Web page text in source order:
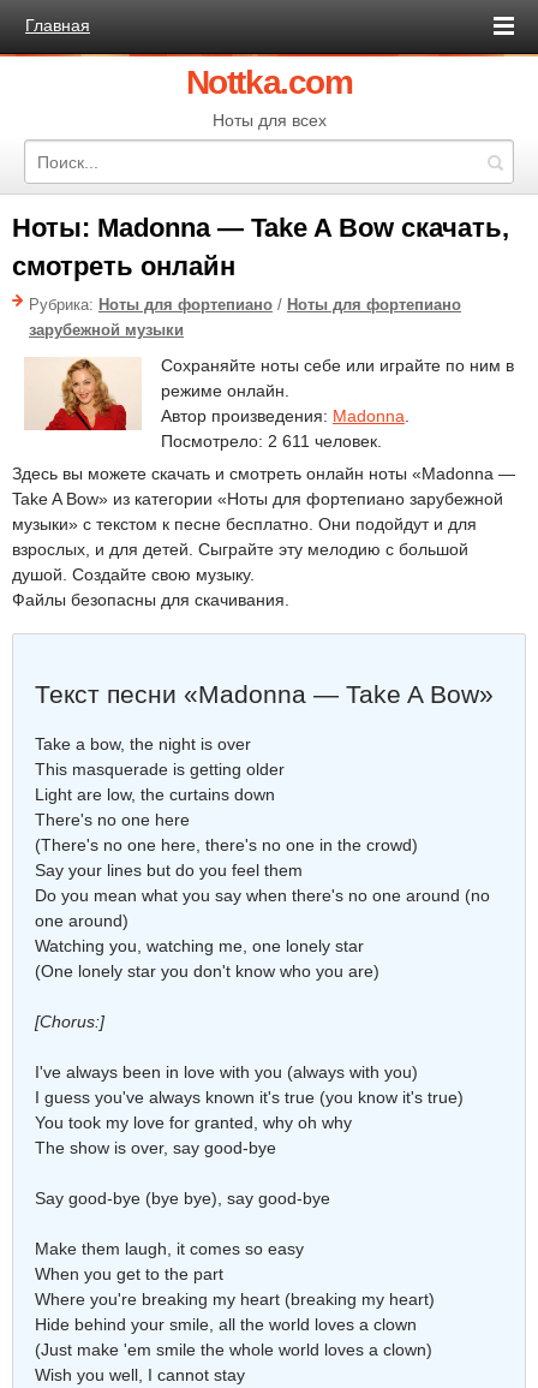
Главная
Nottka.com
Ноты для всех
Ноты: Madonna — Take A Bow скачать,
смотреть онлайн
Рубрика: Ноты для фортепиано / Ноты для фортепиано
зарубежной музыки
Сохраняйте ноты себе или играйте по ним в
режиме онлайн.
Автор произведения: Madonna
Посмотрело: 2 611 человек.
Здесь вы можете скачать и смотреть онлайн ноты «Madonna —
Take A Bow» из категории «Ноты для фортепиано зарубежной
музыки» с текстом к песне бесплатно. Они подойдут и для
взрослых, и для детей. Сыграйте эту мелодию с большой
душой. Создайте свою музыку.
Файлы безопасны для скачивания.
Текст песни «Madonna — Take A Bow»
Take a bow, the night is over
This masquerade is getting older
Light are low, the curtains down
There's no one here
(There's no one here, there's no one in the crowd)
Say your lines but do you feel them
Do you mean what you say when there's no one around (no
one around)
Watching you, watching me, one lonely star
(One lonely star you don't know who you are)
[Chorus:]
I've always been in love with you (always with you)
I guess you've always known it's true (you know it's true)
You took my love for granted, why oh why
The show is over, say good-bye
Say good-bye (bye bye), say good-bye
Make them laugh, it comes so easy
When you get to the part
Where you're breaking my heart (breaking my heart)
Hide behind your smile, all the world loves a clown
(Just make 'em smile the whole world loves a clown)
Wish you well, I cannot stay